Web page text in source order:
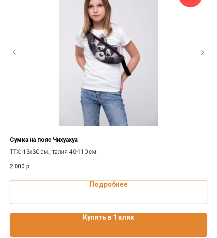
Сумка на пояс Чихуахуа
ТТХ: 13х30 см., талия 40-110 см.
2 000 р.
Подробнее
Купить в 1 клик